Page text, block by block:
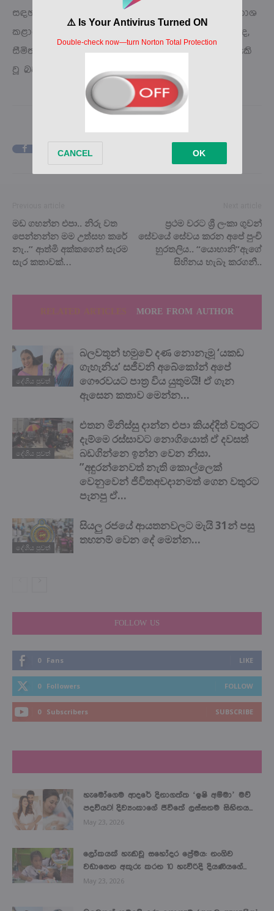
සඳහා තම දායකත්වය ලබා දීමට සූදානම් බව ද ප්‍රකාශ
කළාය. තරගයේ තිබූ දැඩි තරඟකාරීත්වය හමුවේ වුවද,
සීමිත කාලයක් තුළ සාර්ථක ප්‍රතිඵල ලබා ගැනීමට හැකි
වූ බව ඇය සඳහන් කළාය.
මඩ ගහන්න එපා.. නිරු වත
පෙන්නන්න මම උත්සහ කරේ
නැ..” ආත්මි අක්කගෙන් සැරම
සැර කතාවක්…
ප්‍රථම වරට ශ්‍රී ලංකා ගුවන්
සේවයේ සේවය කරන අපේ පුංචි
හුරතලිය.. “යොහානි”ඇගේ
සිහිනය හැබෑ කරගනී..
MORE FROM AUTHOR
දේශිය පුවත්
බලවතූන් හමුවේ දණ නොනැමූ ‘යකඩ
ගැහැනිය’ සජීවනි අබේකෝන් අපේ
ගෞරවයට පාත්‍ර විය යුතුමයි! ඒ ගැන
ඇසෙන කතාව මෙන්න…
දේශිය පුවත්
එතන මිනිස්සු දාන්න එපා කියද්දිත් වතුරට
දැම්මෙ රස්සාවට නොගියොත් ඒ දවසත්
බඩගින්නෙ ඉන්න වෙන නිසා.
”අඳුරන්නෙවත් නැති කොල්ලෙක්
වෙනුවෙන් ජිවිතඅවදානමත් ගෙන වතුරට
පැනපු ඒ...
දේශිය පුවත්
සියලු රජයේ ආයතනවලට මැයි 31න් පසු
තහනම් වෙන දේ මෙන්න…
FOLLOW US
0 Fans LIKE
0 Followers FOLLOW
0 Subscribers SUBSCRIBE
හැමෝගෙම ආදරේ දිනාගත්ත ‘ඉෂි අම්මා’ මව්
පදවියට! දිව්‍යංකාගේ ජීවිතේ ලස්සනම සිහිනය...
May 23, 2026
ලෝකයක් හැඬවූ සහෝදර ප්‍රේමය: නංගිව
වඩාගෙන අකුරු කරන 10 හැවිරිදි දියණියගේ...
May 23, 2026